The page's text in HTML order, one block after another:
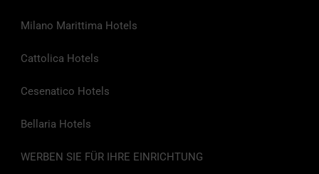
Milano Marittima Hotels
Cattolica Hotels
Cesenatico Hotels
Bellaria Hotels
WERBEN SIE FÜR IHRE EINRICHTUNG